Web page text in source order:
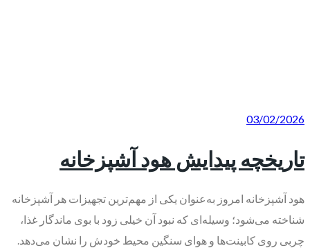
03/02/2026
تاریخچه پیدایش هود آشپزخانه
هود آشپزخانه امروز به‌عنوان یکی از مهم‌ترین تجهیزات هر آشپزخانه
شناخته می‌شود؛ وسیله‌ای که نبود آن خیلی زود با بوی ماندگار غذا،
چربی روی کابینت‌ها و هوای سنگین محیط خودش را نشان می‌دهد.